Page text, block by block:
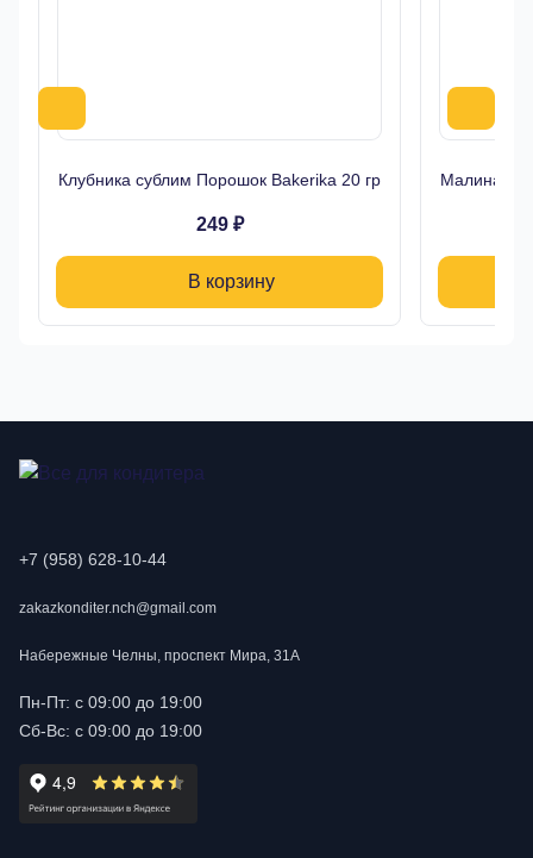
Клубника сублим Порошок Bakerika 20 гр
249 ₽
В корзину
Малина
+7 (958) 628-10-44
zakazkonditer.nch@gmail.com
Набережные Челны, проспект Мира, 31А
Пн-Пт: с 09:00 до 19:00
Сб-Вс: с 09:00 до 19:00